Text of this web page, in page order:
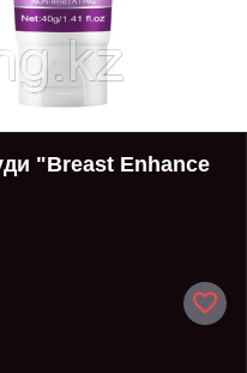
"Breast Enhance